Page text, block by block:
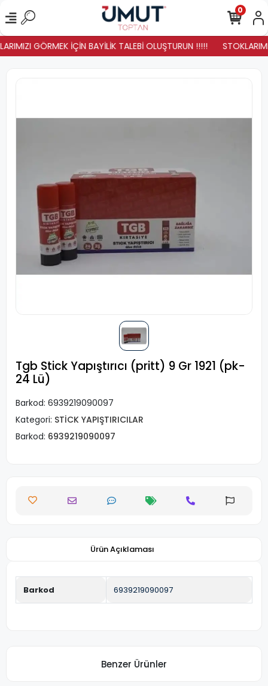
GÖRMEK İÇİN BAYİLİK TALEBİ OLUŞTURUN !!!!!
0
Tgb Stick Yapıştırıcı (pritt) 9 Gr 1921 (pk-
24 Lü)
Barkod: 6939219090097
Kategori: STİCK YAPIŞTIRICILAR
Barkod: 6939219090097
Ürün Açıklaması
Barkod 6939219090097
Benzer Ürünler